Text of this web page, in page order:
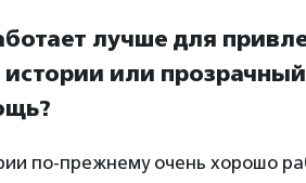
лучше для
или прозрачный
по-прежнему очень хорошо